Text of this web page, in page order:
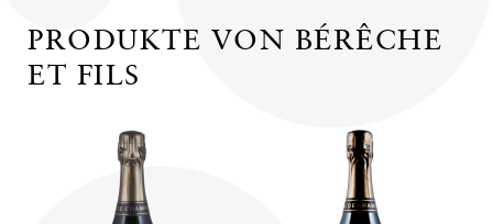
PRODUKTE VON BÉRÊCHE
ET FILS